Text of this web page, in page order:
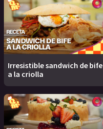
Irresistible sandwich de bife
a la criolla